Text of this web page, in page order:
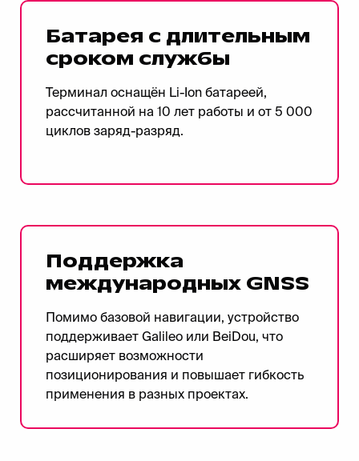
Батарея с длительным
сроком службы
Терминал оснащён Li-Ion батареей,
рассчитанной на 10 лет работы и от 5 000
циклов заряд-разряд.
Поддержка
международных GNSS
Помимо базовой навигации, устройство
поддерживает Galileo или BeiDou, что
расширяет возможности
позиционирования и повышает гибкость
применения в разных проектах.